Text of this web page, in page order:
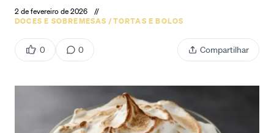
2 de fevereiro de 2026
//
DOCES E SOBREMESAS /TORTAS E BOLOS
0 0 Compartilhar